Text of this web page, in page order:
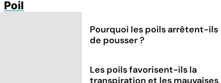
Poil
Pourquoi les poils arrêtent-ils
de pousser ?
Les poils favorisent-ils la
transpiration et les mauvaises